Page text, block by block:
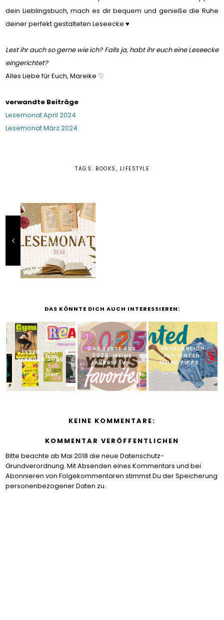
dein Lieblingsbuch, mach es dir bequem und genieße die Ruhe
deiner perfekt gestalteten Leseecke ♥
Lest ihr auch so gerne wie ich? Falls ja, habt ihr euch eine Leseecke
eingerichtet?
Alles Liebe für Euch, Mareike ♡
verwandte Beiträge
Lesemonat April 2024
Lesemonat März 2024
TAGS: BOOKS , LIFESTYLE
LESEMONAT MAI
2024
DAS KÖNNTE DICH AUCH INTERESSIEREN:
LESEMONAT
FEBRUAR 2026
DAS BESTE AUS
2025: MEINE
JAHRESFAV...
ERFOLGREICH
AUF VINTED:
MEINE TIPPS...
KEINE KOMMENTARE:
KOMMENTAR VERÖFFENTLICHEN
Bitte beachte ab Mai 2018 die neue Datenschutz-
Grundverordnung. Mit Absenden eines Kommentars und bei
Abonnieren von Folgekommentaren stimmst Du der Speicherung
personenbezogener Daten zu.